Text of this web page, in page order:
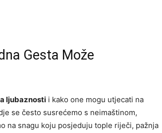
Gesta Može
ljubaznosti i kako one mogu utjecati na
se često susrećemo s neimaštinom,
na snagu koju posjeduju tople riječi, pažnja